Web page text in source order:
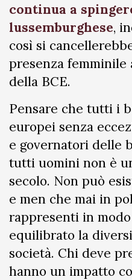
continua a
lussemburghese,
così si
presenza femminile
della BCE.
Pensare che tutti i
europei senza
e governatori delle
tutti uomini non è
secolo. Non può
e men che mai in
rappresenti in
equilibrato la
società. Chi deve
hanno un impatto